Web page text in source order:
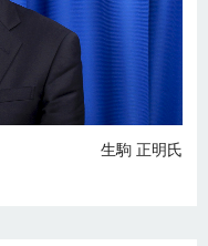
生駒 正明氏